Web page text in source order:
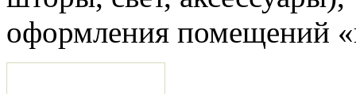
оформления помещений